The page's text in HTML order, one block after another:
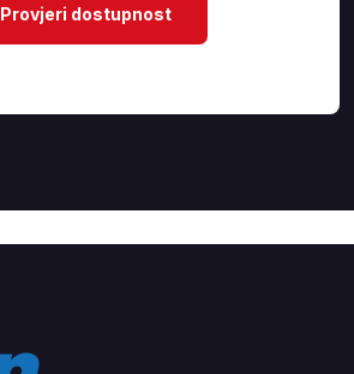
Provjeri dostupnost